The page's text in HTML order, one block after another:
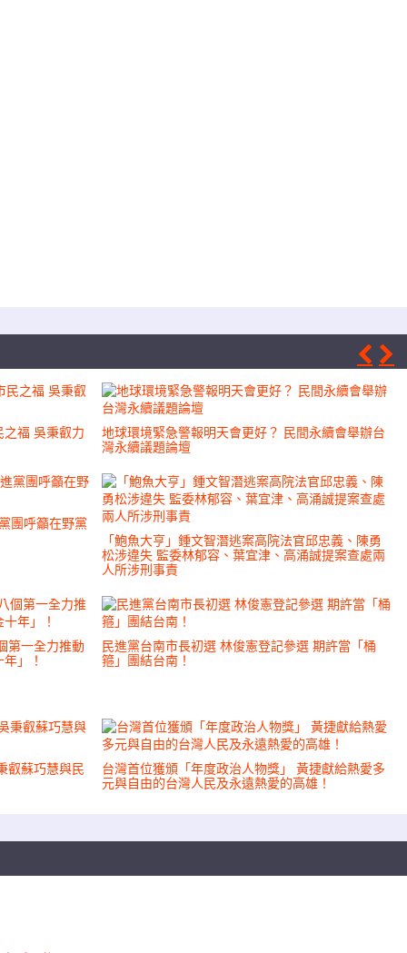
之福 吳秉叡力
地球環境緊急警報明天會更好？ 民間永續會舉辦台
灣永續議題論壇
團呼籲在野黨
「鮑魚大亨」鍾文智潛逃案高院法官邱忠義、陳勇
松涉違失 監委林郁容、葉宜津、高涌誠提案查處兩
人所涉刑事責
第一全力推動
」！
民進黨台南市長初選 林俊憲登記參選 期許當「桶
箍」團結台南！
叡蘇巧慧與民
台灣首位獲頒「年度政治人物獎」 黃捷獻給熱愛多
元與自由的台灣人民及永遠熱愛的高雄！